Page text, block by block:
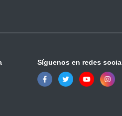
Síguenos en redes